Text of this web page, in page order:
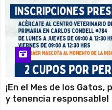
¡En el Mes de los
y tenencia responsable!